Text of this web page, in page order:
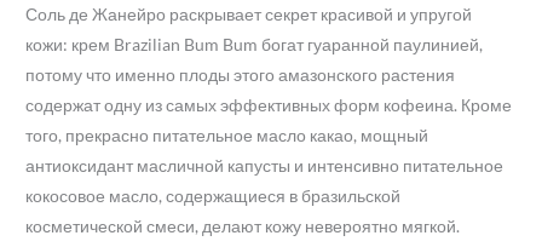
Соль де Жанейро раскрывает секрет красивой и упругой
кожи: крем Brazilian Bum Bum богат гуаранной паулинией,
потому что именно плоды этого амазонского растения
содержат одну из самых эффективных форм кофеина. Кроме
того, прекрасно питательное масло какао, мощный
антиоксидант масличной капусты и интенсивно питательное
кокосовое масло, содержащиеся в бразильской
косметической смеси, делают кожу невероятно мягкой.